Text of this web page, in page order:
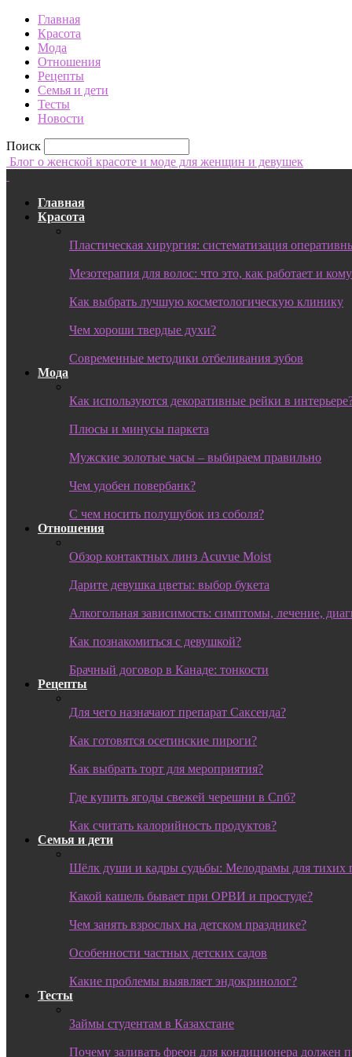
Главная
Красота
Мода
Отношения
Рецепты
Семья и дети
Тесты
Новости
Поиск
Блог о женской красоте и моде для женщин и девушек
Главная
Красота
Пластическая хирургия: систематизация
Мезотерапия для волос: что это, как работает и
Как выбрать лучшую косметологическую клинику
Чем хороши твердые духи?
Современные методики отбеливания зубов
Мода
Как используются декоративные рейки в
Плюсы и минусы паркета
Мужские золотые часы – выбираем правильно
Чем удобен повербанк?
С чем носить полушубок из соболя?
Отношения
Обзор контактных линз Acuvue Moist
Дарите девушка цветы: выбор букета
Алкогольная зависимость: симптомы, лечение,
Как познакомиться с девушкой?
Брачный договор в Канаде: тонкости
Рецепты
Для чего назначают препарат Саксенда?
Как готовятся осетинские пироги?
Как выбрать торт для мероприятия?
Где купить ягоды свежей черешни в Спб?
Как считать калорийность продуктов?
Семья и дети
Шёлк души и кадры судьбы: Мелодрамы для тихих
Какой кашель бывает при ОРВИ и простуде?
Чем занять взрослых на детском празднике?
Особенности частных детских садов
Какие проблемы выявляет эндокринолог?
Тесты
Займы студентам в Казахстане
Почему заливать фреон для кондиционера должен